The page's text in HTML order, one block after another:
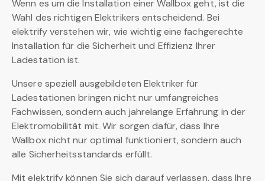
Wenn es um die Installation einer Wallbox geht, ist die
Wahl des richtigen Elektrikers entscheidend. Bei
elektrify verstehen wir, wie wichtig eine fachgerechte
Installation für die Sicherheit und Effizienz Ihrer
Ladestation ist.
Unsere speziell ausgebildeten Elektriker für
Ladestationen bringen nicht nur umfangreiches
Fachwissen, sondern auch jahrelange Erfahrung in der
Elektromobilität mit. Wir sorgen dafür, dass Ihre
Wallbox nicht nur optimal funktioniert, sondern auch
alle Sicherheitsstandards erfüllt.
Mit elektrify können Sie sich darauf verlassen, dass Ihre